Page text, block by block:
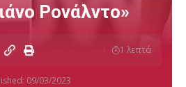
Ρονάλντο»
09/03/2023
1 λεπτά